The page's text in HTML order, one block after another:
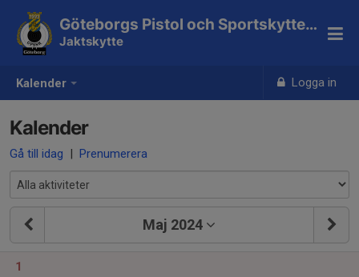
Kalender Logga in
Göteborgs Pistol och Sportskytteklubb
Jaktskytte
Kalender
Gå till idag | Prenumerera
Maj 2024
1